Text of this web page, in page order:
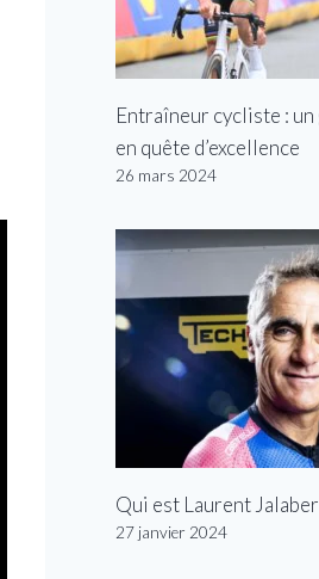
Entraîneur cycliste :
en quête d’excellence
26 mars 2024
Qui est Laurent
27 janvier 2024